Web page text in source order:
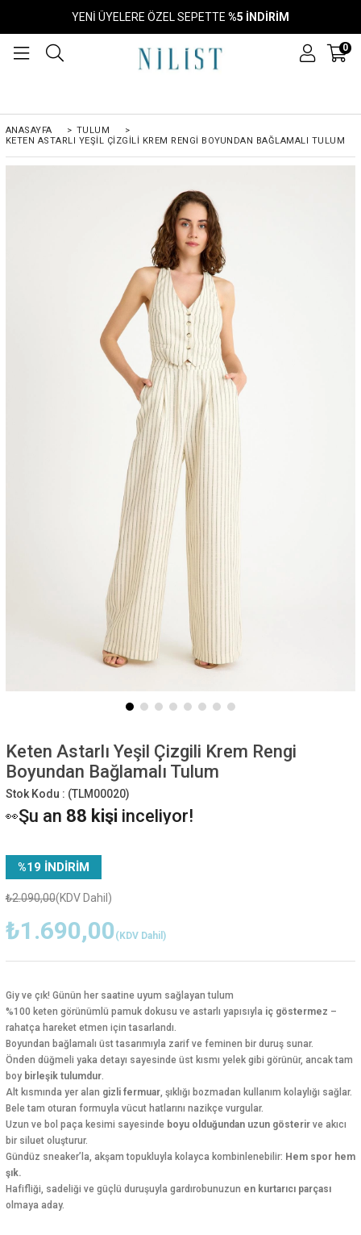
YENİ ÜYELERE ÖZEL SEPETTE %5 İNDİRİM
0
ANASAYFA > TULUM
>
KETEN ASTARLI YEŞIL ÇIZGILI KREM RENGI BOYUNDAN BAĞLAMALI TULUM
Keten Astarlı Yeşil Çizgili Krem Rengi
Boyundan Bağlamalı Tulum
Stok Kodu : (TLM00020)
👀Şu an 88 kişi inceliyor!
Bugün84 adet
%19 İNDIRIM
₺2.090,00(KDV Dahil)
₺1.690,00 (KDV Dahil)
Giy ve çık! Günün her saatine uyum sağlayan tulum
%100 keten görünümlü pamuk dokusu ve astarlı yapısıyla iç göstermez –
rahatça hareket etmen için tasarlandı.
Boyundan bağlamalı üst tasarımıyla zarif ve feminen bir duruş sunar.
Önden düğmeli yaka detayı sayesinde üst kısmı yelek gibi görünür, ancak tam
boy birleşik tulumdur.
Alt kısmında yer alan gizli fermuar, şıklığı bozmadan kullanım kolaylığı sağlar.
Bele tam oturan formuyla vücut hatlarını nazikçe vurgular.
Uzun ve bol paça kesimi sayesinde boyu olduğundan uzun gösterirve akıcı
bir siluet oluşturur.
Gündüz sneaker’la, akşam topukluyla kolayca kombinlenebilir: Hem spor hem
şık.
Hafifliği, sadeliği ve güçlü duruşuyla gardırobunuzun en kurtarıcı parçası
olmaya aday.